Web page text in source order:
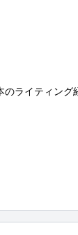
ライティング